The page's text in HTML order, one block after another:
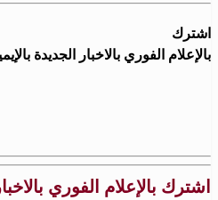
اشترك
بالإعلام الفوري بالاخبار الجديدة
اشترك بالإعلام الفوري